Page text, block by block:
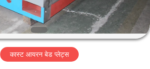
कास्ट आयरन बेड प्लेट्स